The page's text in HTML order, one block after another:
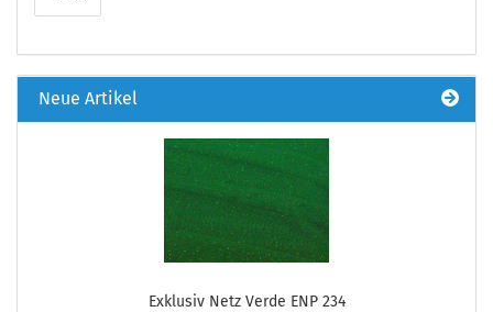
Neue Artikel
Exklusiv Netz Verde ENP 234